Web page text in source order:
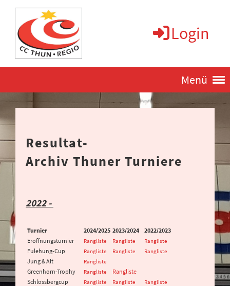
Login
Menü
Resultat-
Archiv Thuner Turniere
2022 -
Turnier 2024/2025 2023/2024
2022/2023
Eröffnungsturnier
Rangliste Rangliste Rangliste
Fulehung-Cup Rangliste Rangliste Rangliste
Jung & Alt Rangliste
Greenhorn-Trophy Rangliste
Rangliste
Schlossbergcup
Rangliste Rangliste Rangliste